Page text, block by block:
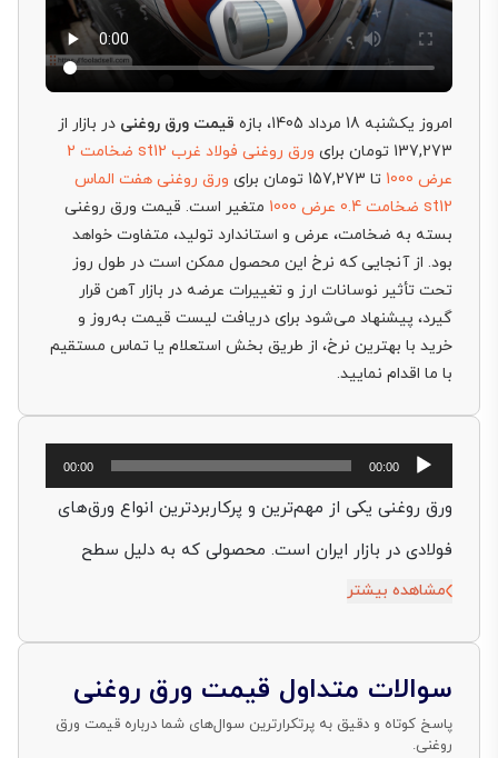
امروز یکشنبه 18 مرداد 1405، بازه قیمت ورق روغنی در بازار از
137,273 تومان برای
ورق روغنی فولاد غرب st12 ضخامت 2
عرض 1000
تا 157,273 تومان برای
ورق روغنی هفت الماس
st12 ضخامت 0.4 عرض 1000
متغیر است. قیمت ورق روغنی
بسته به ضخامت، عرض و استاندارد تولید، متفاوت خواهد
بود. از آنجایی که نرخ این محصول ممکن است در طول روز
تحت تأثیر نوسانات ارز و تغییرات عرضه در بازار آهن قرار
گیرد، پیشنهاد می‌شود برای دریافت لیست قیمت به‌روز و
خرید با بهترین نرخ، از طریق بخش استعلام یا تماس مستقیم
با ما اقدام نمایید.
پخش‌کننده
صوت
00:00
00:00
ورق روغنی یکی از مهم‌ترین و پرکاربردترین انواع ورق‌های
فولادی در بازار ایران است. محصولی که به دلیل سطح
صاف، کیفیت بالا، دقت در ضخامت و قابلیت شکل‌پذیری،
برق، کابینت‌سازی و ساخت تجهیزات صنعتی، نقشی
کلیدی ایفا می‌کند و بازار خرید و فروش آن همواره داغ
مشاهده بیشتر
سوالات متداول قیمت ورق روغنی
پاسخ کوتاه و دقیق به پرتکرارترین سوال‌های شما درباره قیمت ورق
روغنی.